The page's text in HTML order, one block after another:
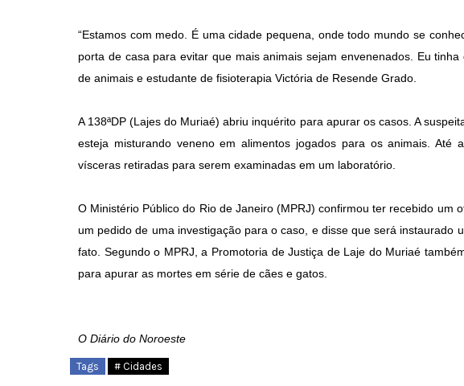
“Estamos com medo. É uma cidade pequena, onde todo mundo se
porta de casa para evitar que mais animais sejam envenenados. Eu
de animais e estudante de fisioterapia Victória de Resende Grado.
A 138ªDP (Lajes do Muriaé) abriu inquérito para apurar os casos. A
esteja misturando veneno em alimentos jogados para os animais. Até
vísceras retiradas para serem examinadas em um laboratório.
O Ministério Público do Rio de Janeiro (MPRJ) confirmou ter recebido um
um pedido de uma investigação para o caso, e disse que será instaurado
fato. Segundo o MPRJ, a Promotoria de Justiça de Laje do Muriaé
para apurar as mortes em série de cães e gatos.
O Diário do Noroeste
Tags # Cidades